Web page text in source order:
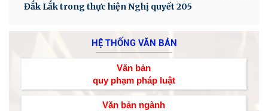
Đắk Lắk trong thực hiện Nghị quyết 205
HỆ THỐNG VĂN BẢN
Văn bản
quy phạm pháp luật
Văn bản ngành